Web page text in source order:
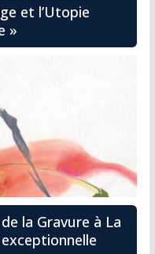
et l’Utopie
»
la Gravure à La